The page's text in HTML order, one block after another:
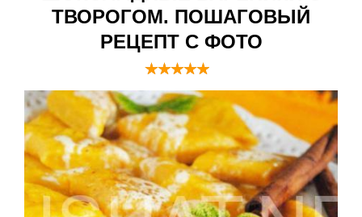
ТВОРОГОМ. ПОШАГОВЫЙ
РЕЦЕПТ С ФОТО